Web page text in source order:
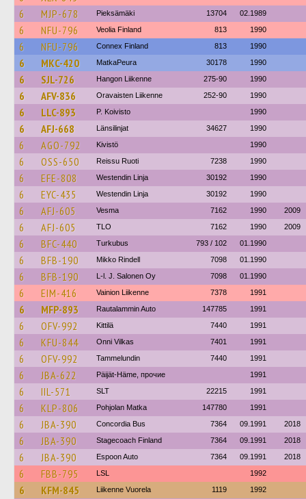
6 MJP-678 Pieksämäki 13704 02.1989
6 NFU-796 Veolia Finland 813 1990
6 NFU-796 Connex Finland 813 1990
6 MKC-420 MatkaPeura 30178 1990
6 SJL-726 Hangon Liikenne 275-90 1990
6 AFV-836 Oravaisten Liikenne 252-90 1990
6 LLC-893 P. Koivisto 1990
6 AFJ-668 Länsilinjat 34627 1990
6 AGO-792 Kivistö 1990
6 OSS-650 Reissu Ruoti 7238 1990
6 EFE-808 Westendin Linja 30192 1990
6 EYC-435 Westendin Linja 30192 1990
6 AFJ-605 Vesma 7162 1990 2009
6 AFJ-605 TLO 7162 1990 2009
6 BFC-440 Turkubus 793 / 102 01.1990
6 BFB-190 Mikko Rindell 7098 01.1990
6 BFB-190 L-l. J. Salonen Oy 7098 01.1990
6 EIM-416 Vainion Liikenne 7378 1991
6 MFP-893 Rautalammin Auto 147785 1991
6 OFV-992 Kittilä 7440 1991
6 KFU-844 Onni Vilkas 7401 1991
6 OFV-992 Tammelundin 7440 1991
6 JBA-622 Päijät-Häme, прочие 1991
6 IIL-571 SLT 22215 1991
6 KLP-806 Pohjolan Matka 147780 1991
6 JBA-390 Concordia Bus 7364 09.1991 2018
6 JBA-390 Stagecoach Finland 7364 09.1991 2018
6 JBA-390 Espoon Auto 7364 09.1991 2018
6 FBB-795 LSL 1992
6 KFM-845 Liikenne Vuorela 1119 1992